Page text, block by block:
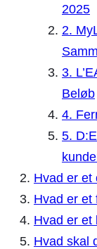
2025
2.
3.
Beløb
4.
5.
Hvad er et
Hvad er et
Hvad er et
Hvad skal